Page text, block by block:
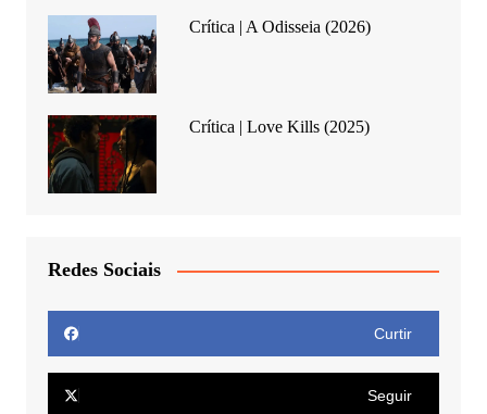
Crítica | A Odisseia (2026)
Crítica | Love Kills (2025)
Redes Sociais
Curtir
Seguir